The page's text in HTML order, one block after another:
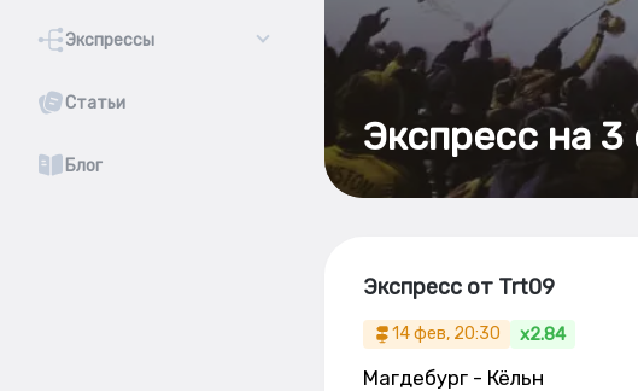
Экспрессы
Статьи
Блог
Экспресс на
Экспресс от Trt09
14 фев, 20:30 x2.84
Магдебург - Кёльн